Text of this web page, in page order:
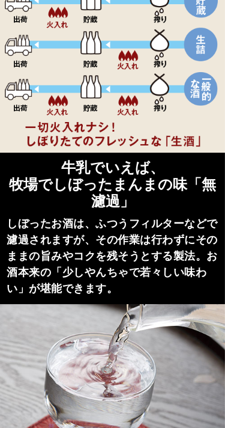
牛乳でいえば、
牧場でしぼったまんまの味「無
濾過」
しぼったお酒は、ふつうフィルターなどで
濾過されますが、その作業は行わずにその
ままの旨みやコクを残そうとする製法。お
酒本来の「少しやんちゃで若々しい味わ
い」が堪能できます。